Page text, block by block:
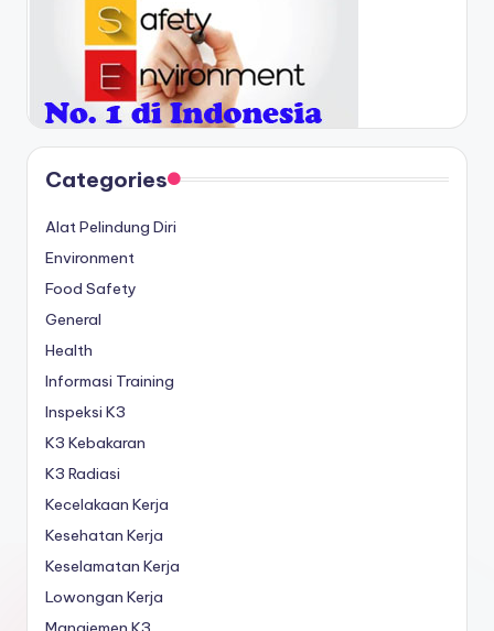
Categories
Alat Pelindung Diri
Environment
Food Safety
General
Health
Informasi Training
Inspeksi K3
K3 Kebakaran
K3 Radiasi
Kecelakaan Kerja
Kesehatan Kerja
Keselamatan Kerja
Lowongan Kerja